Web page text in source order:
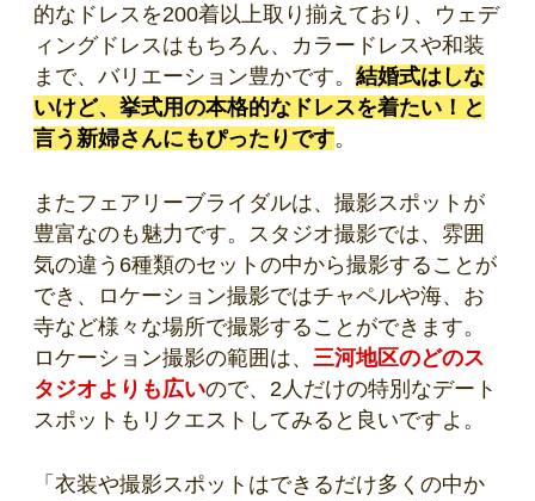
的なドレスを200着以上取り揃えており、ウェデ
ィングドレスはもちろん、カラードレスや和装
まで、バリエーション豊かです。 結婚式はしな
いけど、 挙式用の本格的なドレスを着たい！と
言う新婦さんにもぴったりです。
またフェアリーブライダルは、撮影スポットが
豊富なのも魅力です。スタジオ撮影では、雰囲
気の違う6種類のセットの中から撮影することが
でき、ロケーション撮影ではチャペルや海、お
寺など様々な場所で撮影することができます。
ロケーション撮影の範囲は、 三河地区のどのス
タジオよりも広いので、2人だけの特別なデート
スポットもリクエストしてみると良いですよ。
「衣装や撮影スポットはできるだけ多くの中か